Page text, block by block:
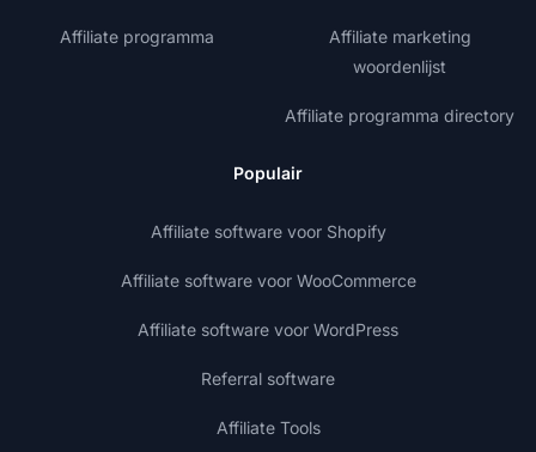
Affiliate programma
Affiliate marketing
woordenlijst
Affiliate programma directory
Populair
Affiliate software voor Shopify
Affiliate software voor WooCommerce
Affiliate software voor WordPress
Referral software
Affiliate Tools